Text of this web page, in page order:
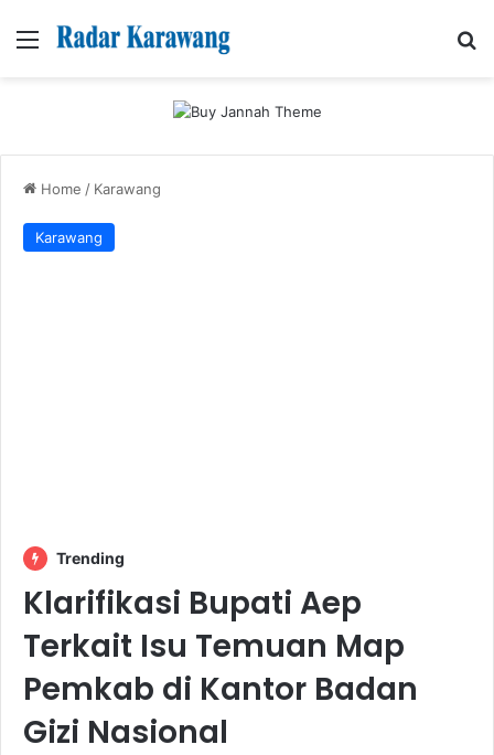
Menu
Home / Karawang
Karawang
Trending
Klarifikasi Bupati Aep
Terkait Isu Temuan Map
Pemkab di Kantor Badan
Gizi Nasional